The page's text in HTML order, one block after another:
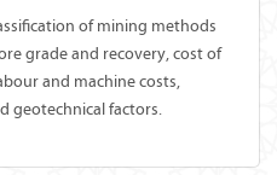
of mining methods
grade and recovery, cost of
and machine costs,
geotechnical factors.